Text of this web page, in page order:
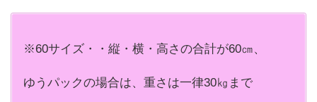
※60サイズ・・縦・横・高さの合計が60㎝、
ゆうパックの場合は、重さは一律30㎏まで